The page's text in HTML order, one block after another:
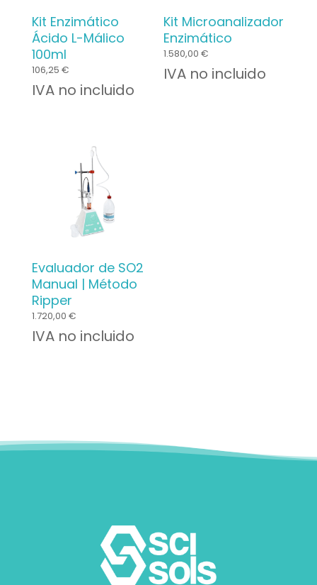
Kit Enzimático
Ácido L-Málico
100ml
106,25 €
IVA no incluido
Kit Microanalizador
Enzimático
1.580,00€
IVA no incluido
Evaluador de SO2
Manual | Método
Ripper
1.720,00 €
IVA no incluido